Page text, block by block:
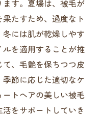
す。夏場は、被毛が
たすため、過度なト
には肌が乾燥しやす
を適用することが推
、毛艶を保ちつつ皮
節に応じた適切なケ
トヘアの美しい被毛
をサポートしていき